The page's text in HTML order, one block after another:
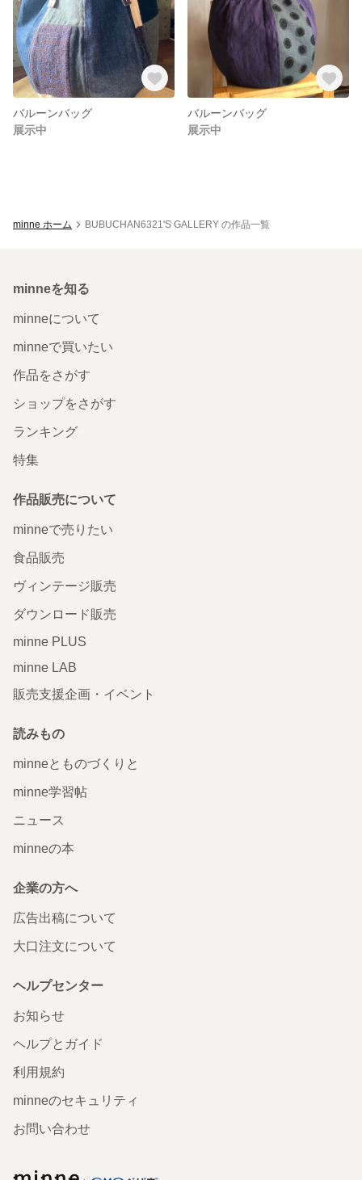
バルーンバッグ
展示中
バルーンバッグ
展示中
minne ホーム BUBUCHAN6321'S GALLERY の作品一覧
minneを知る
minneについて
minneで買いたい
作品をさがす
ショップをさがす
ランキング
特集
作品販売について
minneで売りたい
食品販売
ヴィンテージ販売
ダウンロード販売
minne PLUS
minne LAB
販売支援企画・イベント
読みもの
minneとものづくりと
minne学習帖
ニュース
minneの本
企業の方へ
広告出稿について
大口注文について
ヘルプセンター
お知らせ
ヘルプとガイド
利用規約
minneのセキュリティ
お問い合わせ